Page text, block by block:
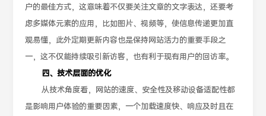
户的最佳方式，这意味着不仅要关注文章的文字表达，还要考
虑多媒体元素的应用，比如图片、视频等，使信息传递更加直
观易懂，此外定期更新内容也是保持网站活力的重要手段之
一，这不仅能持续吸引新访客，也有利于现有用户的回访率。
四、技术层面的优化
从技术角度看，网站的速度、安全性及移动设备适配性都
是影响用户体验的重要因素，一个加载速度快、响应及时且在